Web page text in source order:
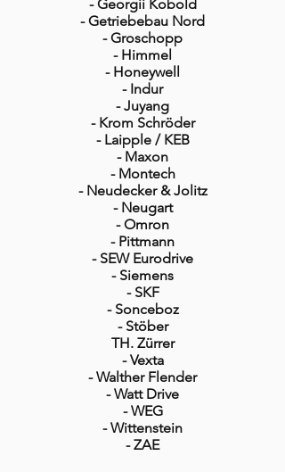
- Georgii Kobold
- Getriebebau Nord
- Groschopp
- Himmel
- Honeywell
- Indur
- Juyang
- Krom Schröder
- Laipple / KEB
- Maxon
- Montech
- Neudecker & Jolitz
- Neugart
- Omron
- Pittmann
- SEW Eurodrive
- Siemens
- SKF
- Sonceboz
- Stöber
TH. Zürrer
- Vexta
- Walther Flender
- Watt Drive
- WEG
- Wittenstein
- ZAE